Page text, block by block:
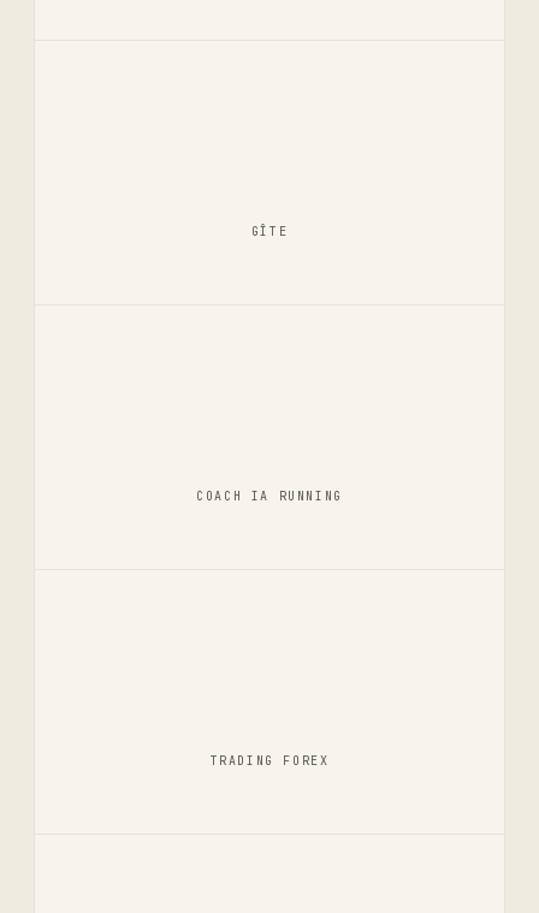
GÎTE
COACH IA RUNNING
TRADING FOREX